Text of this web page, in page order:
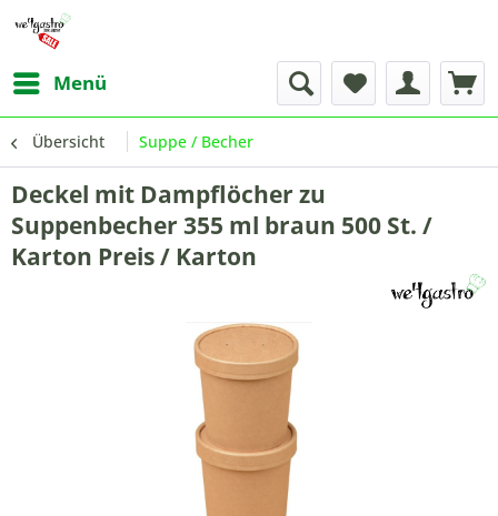
Menü
Übersicht Suppe / Becher
Deckel mit Dampflöcher zu
Suppenbecher 355 ml braun 500 St. /
Karton Preis / Karton